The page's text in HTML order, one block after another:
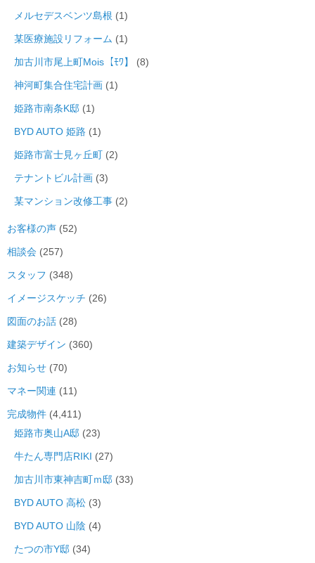
メルセデスベンツ島根 (1)
某医療施設リフォーム (1)
加古川市尾上町Mois【ﾓﾜ】 (8)
神河町集合住宅計画 (1)
姫路市南条K邸 (1)
BYD AUTO 姫路 (1)
姫路市富士見ヶ丘町 (2)
テナントビル計画 (3)
某マンション改修工事 (2)
お客様の声 (52)
相談会 (257)
スタッフ (348)
イメージスケッチ (26)
図面のお話 (28)
建築デザイン (360)
お知らせ (70)
マネー関連 (11)
完成物件 (4,411)
姫路市奥山A邸 (23)
牛たん専門店RIKI (27)
加古川市東神吉町ｍ邸 (33)
BYD AUTO 高松 (3)
BYD AUTO 山陰 (4)
たつの市Y邸 (34)